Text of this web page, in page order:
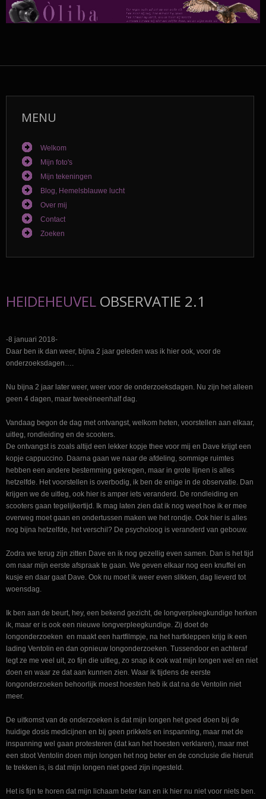
MENU
Welkom
Mijn foto's
Mijn tekeningen
Blog, Hemelsblauwe lucht
Over mij
Contact
Zoeken
HEIDEHEUVEL OBSERVATIE 2.1
-8 januari 2018-
Daar ben ik dan weer, bijna 2 jaar geleden was ik hier ook, voor de
onderzoeksdagen….
Nu bijna 2 jaar later weer, weer voor de onderzoeksdagen. Nu zijn het alleen
geen 4 dagen, maar tweeëneenhalf dag.
Vandaag begon de dag met ontvangst, welkom heten, voorstellen aan elkaar,
uitleg, rondleiding en de scooters.
De ontvangst is zoals altijd een lekker kopje thee voor mij en Dave krijgt een
kopje cappuccino. Daarna gaan we naar de afdeling, sommige ruimtes
hebben een andere bestemming gekregen, maar in grote lijnen is alles
hetzelfde. Het voorstellen is overbodig, ik ben de enige in de observatie. Dan
krijgen we de uitleg, ook hier is amper iets veranderd. De rondleiding en
scooters gaan tegelijkertijd. Ik mag laten zien dat ik nog weet hoe ik er mee
overweg moet gaan en ondertussen maken we het rondje. Ook hier is alles
nog bijna hetzelfde, het verschil? De psycholoog is veranderd van gebouw.
Zodra we terug zijn zitten Dave en ik nog gezellig even samen. Dan is het tijd
om naar mijn eerste afspraak te gaan. We geven elkaar nog een knuffel en
kusje en daar gaat Dave. Ook nu moet ik weer even slikken, dag lieverd tot
woensdag.
Ik ben aan de beurt, hey, een bekend gezicht, de longverpleegkundige herken
ik, maar er is ook een nieuwe longverpleegkundige. Zij doet de
longonderzoeken en maakt een hartfilmpje, na het hartkleppen krijg ik een
lading Ventolin en dan opnieuw longonderzoeken. Tussendoor en achteraf
legt ze me veel uit, zo fijn die uitleg, zo snap ik ook wat mijn longen wel en niet
doen en waar ze dat aan kunnen zien. Waar ik tijdens de eerste
longonderzoeken behoorlijk moest hoesten heb ik dat na de Ventolin niet
meer.
De uitkomst van de onderzoeken is dat mijn longen het goed doen bij de
huidige dosis medicijnen en bij geen prikkels en inspanning, maar met de
inspanning wel gaan protesteren (dat kan het hoesten verklaren), maar met
een stoot Ventolin doen mijn longen het nog beter en de conclusie die hieruit
te trekken is, is dat mijn longen niet goed zijn ingesteld.
Het is fijn te horen dat mijn lichaam beter kan en ik hier nu niet voor niets ben.